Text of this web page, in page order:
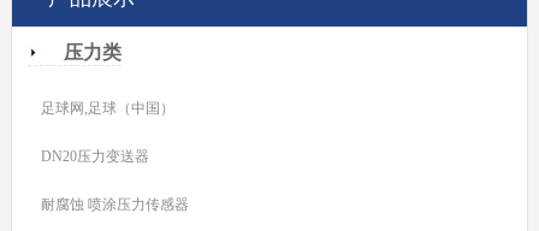
压力类
足球网,足球（中国）
DN20压力变送器
耐腐蚀 喷涂压力传感器